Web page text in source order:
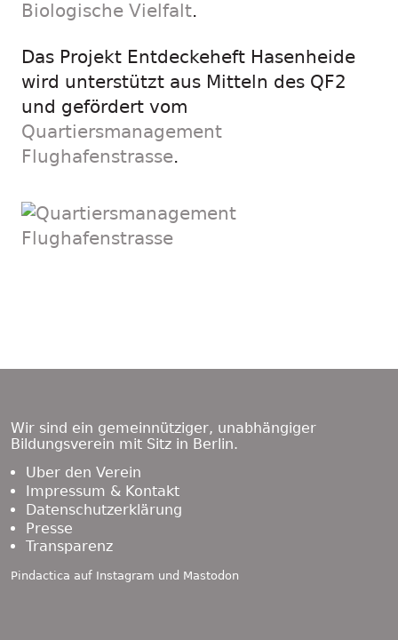
Biologische Vielfalt.
Das Projekt Entdeckeheft Hasenheide
wird unterstützt aus Mitteln des QF2
und gefördert vom
Quartiersmanagement
Flughafenstrasse.
Wir sind ein gemeinnütziger, unabhängiger
Bildungsverein mit Sitz in Berlin.
Über den Verein
Impressum & Kontakt
Datenschutzerklärung
Presse
Transparenz
Pindactica auf Instagram und Mastodon